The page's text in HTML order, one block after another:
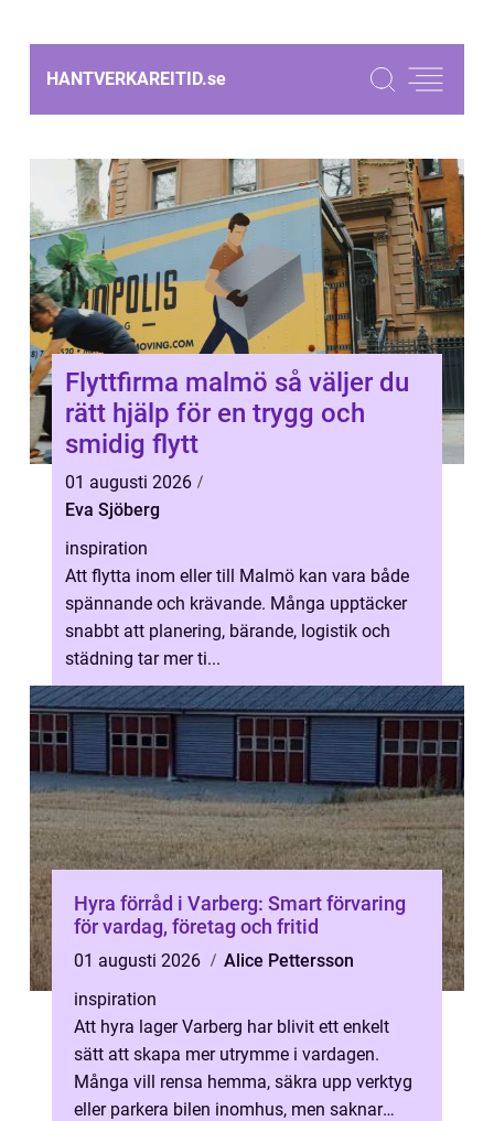
HANTVERKAREITID.se
Flyttfirma malmö så väljer du
rätt hjälp för en trygg och
smidig flytt
01 augusti 2026
Eva Sjöberg
inspiration
Att flytta inom eller till Malmö kan vara både
spännande och krävande. Många upptäcker
snabbt att planering, bärande, logistik och
städning tar mer ti...
Hyra förråd i Varberg: Smart förvaring
för vardag, företag och fritid
01 augusti 2026
Alice Pettersson
inspiration
Att hyra lager Varberg har blivit ett enkelt
sätt att skapa mer utrymme i vardagen.
Många vill rensa hemma, säkra upp verktyg
eller parkera bilen inomhus, men saknar